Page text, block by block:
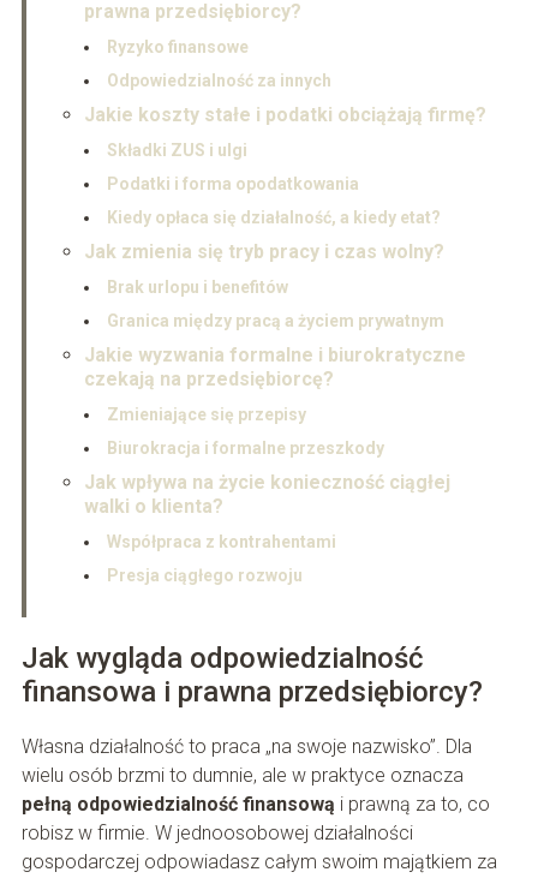
prawna przedsiębiorcy?
Ryzyko finansowe
Odpowiedzialność za innych
Jakie koszty stałe i podatki obciążają firmę?
Składki ZUS i ulgi
Podatki i forma opodatkowania
Kiedy opłaca się działalność, a kiedy etat?
Jak zmienia się tryb pracy i czas wolny?
Brak urlopu i benefitów
Granica między pracą a życiem prywatnym
Jakie wyzwania formalne i biurokratyczne
czekają na przedsiębiorcę?
Zmieniające się przepisy
Biurokracja i formalne przeszkody
Jak wpływa na życie konieczność ciągłej
walki o klienta?
Współpraca z kontrahentami
Presja ciągłego rozwoju
Jak wygląda odpowiedzialność
finansowa i prawna przedsiębiorcy?
Własna działalność to praca „na swoje nazwisko”. Dla
wielu osób brzmi to dumnie, ale w praktyce oznacza
pełną odpowiedzialność finansową i prawną za to, co
robisz w firmie. W jednoosobowej działalności
gospodarczej odpowiadasz całym swoim majątkiem za